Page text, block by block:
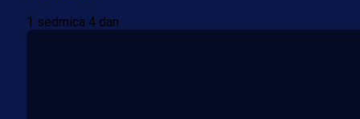
1 sedmica 4 dan